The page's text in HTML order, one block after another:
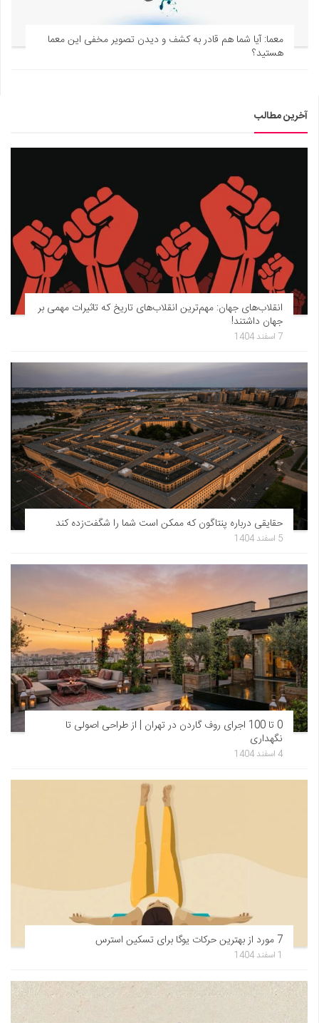
معما: آیا شما هم قادر به کشف و دیدن تصویر مخفی این معما
هستید؟
آخرین مطالب
انقلاب‌های جهان: مهم‌ترین انقلاب‌های تاریخ که تاثیرات مهمی بر
جهان داشتند!
7 اسفند 1404
حقایقی درباره پنتاگون که ممکن است شما را شگفت‌زده کند
5 اسفند 1404
0 تا 100 اجرای روف گاردن در تهران | از طراحی اصولی تا
نگهداری
4 اسفند 1404
7 مورد از بهترین حرکات یوگا برای تسکین استرس
1 اسفند 1404